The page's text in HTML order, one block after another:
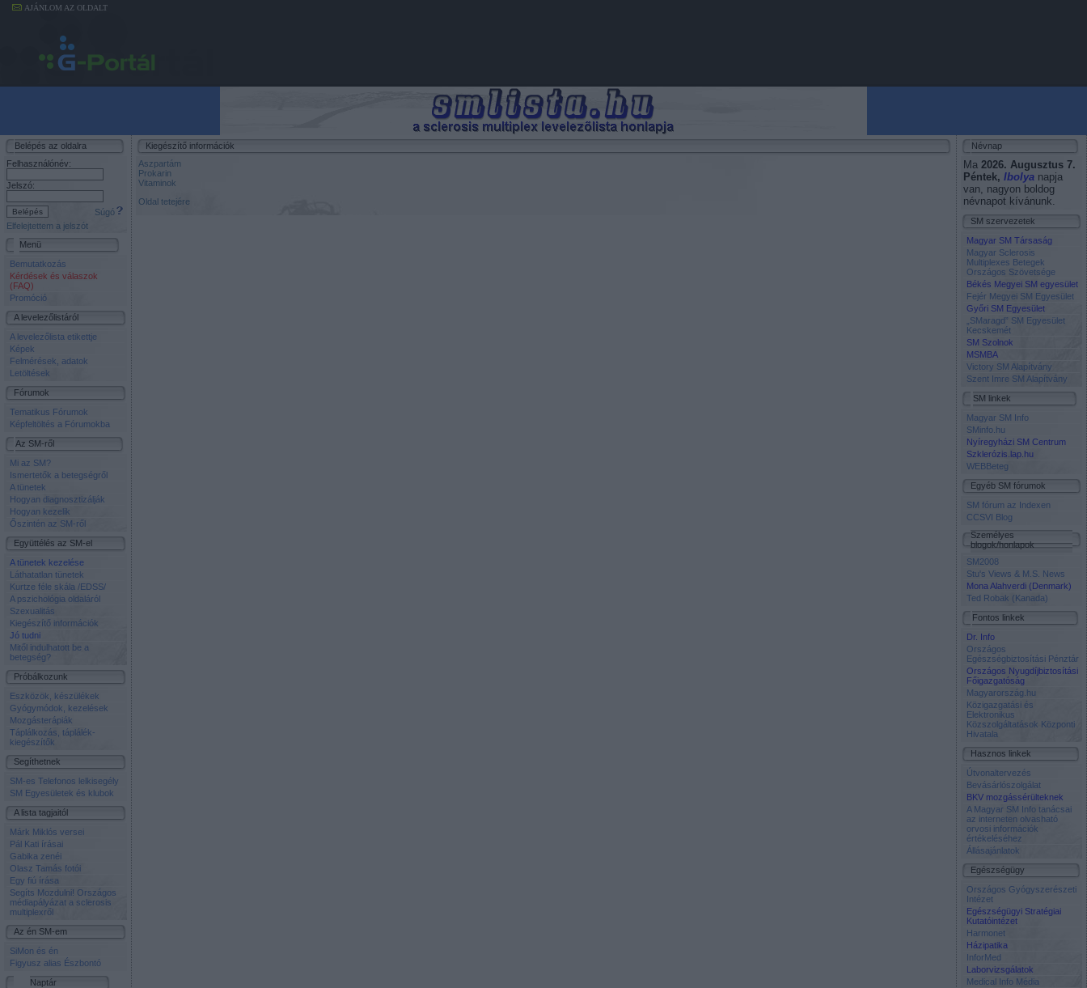
AJÁNLOM AZ OLDALT
Belépés az oldalra
Felhasználónév:
Jelszó:
Súgó
Elfelejtettem a jelszót
Menü
Bemutatkozás
Kérdések és válaszok
(FAQ)
Promóció
A levelezőlistáról
A levelezőlista etikettje
Képek
Felmérések, adatok
Letöltések
Fórumok
Tematikus Fórumok
Képfeltöltés a Fórumokba
Az SM-ről
Mi az SM?
Ismertetők a betegségről
A tünetek
Hogyan diagnosztizálják
Hogyan kezelik
Őszintén az SM-ről
Együttélés az SM-el
A tünetek kezelése
Láthatatlan tünetek
Kurtze féle skála /EDSS/
A pszichológia oldaláról
Szexualitás
Kiegészítő információk
Jó tudni
Mitől indulhatott be a
betegség?
Próbálkozunk
Eszközök, készülékek
Gyógymódok, kezelések
Mozgásterápiák
Táplálkozás, táplálék-
kiegészítők
Segíthetnek
SM-es Telefonos lelkisegély
SM Egyesületek és klubok
A lista tagjaitól
Márk Miklós versei
Pál Kati írásai
Gabika zenéi
Olasz Tamás fotói
Egy fiú írása
Segíts Mozdulni! Országos
médiapályázat a sclerosis
multiplexről
Az én SM-em
SiMon és én
Figyusz alias Észbontó
Naptár
Kiegészítő információk
Aszpartám
Prokarin
Vitaminok
Oldal tetejére
Névnap
Ma 2026. Augusztus 7.
Péntek, Ibolya napja
van, nagyon boldog
névnapot kívánunk.
SM szervezetek
Magyar SM Társaság
Magyar Sclerosis
Multiplexes Betegek
Országos Szövetsége
Békés Megyei SM egyesület
Fejér Megyei SM Egyesület
Győri SM Egyesület
„SMaragd” SM Egyesület
Kecskemét
SM Szolnok
MSMBA
Victory SM Alapítvány
Szent Imre SM Alapítvány
SM linkek
Magyar SM Info
SMinfo.hu
Nyíregyházi SM Centrum
Szklerózis.lap.hu
WEBBeteg
Egyéb SM fórumok
SM fórum az Indexen
CCSVI Blog
Személyes
blogok/honlapok
SM2008
Stu's Views & M.S. News
Mona Alahverdi (Denmark)
Ted Robak (Kanada)
Fontos linkek
Dr. Info
Országos
Egészségbiztosítási Pénztár
Országos Nyugdíjbiztosítási
Főigazgatóság
Magyarország.hu
Közigazgatási és
Elektronikus
Közszolgáltatások Központi
Hivatala
Hasznos linkek
Útvonaltervezés
Bevásárlószolgálat
BKV mozgássérülteknek
A Magyar SM Info tanácsai
az interneten olvasható
orvosi információk
értékeléséhez
Állásajánlatok
Egészségügy
Országos Gyógyszerészeti
Intézet
Egészségügyi Stratégiai
Kutatóintézet
Harmonet
Házipatika
InforMed
Laborvizsgálatok
Medical Info Média